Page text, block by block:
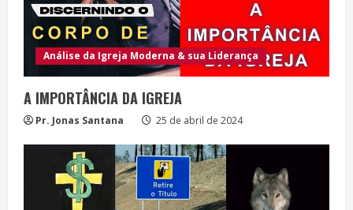
Análise da Igreja Moderna & sua Liderança
A IMPORTÂNCIA DA IGREJA
Pr. Jonas Santana 25 de abril de 2024